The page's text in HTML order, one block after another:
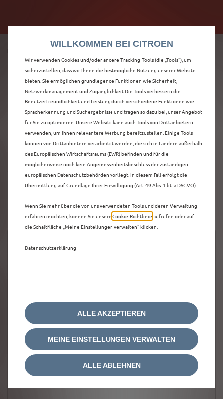
ENTDECKEN SIE ALLE
Ë-C4 X NEUWAGEN
MIT ELEKTRO
ANTRIEB IN
NORDHORN
WILLKOMMEN BEI CITROEN
Wir verwenden Cookies und/oder andere Tracking-Tools (die „Tools“), um
sicherzustellen, dass wir Ihnen die bestmögliche Nutzung unserer Website
bieten. Sie ermöglichen grundlegende Funktionen wie Sicherheit,
Netzwerkmanagement und Zugänglichkeit.Die Tools verbessern die
Benutzerfreundlichkeit und Leistung durch verschiedene Funktionen wie
Spracherkennung und Suchergebnisse und tragen so dazu bei, unser Angebot
für Sie zu optimieren. Unsere Website kann auch Tools von Drittanbietern
verwenden, um Ihnen relevantere Werbung bereitzustellen. Einige Tools
können von Drittanbietern verarbeitet werden, die sich in Ländern außerhalb
des Europäischen Wirtschaftsraums (EWR) befinden und für die
möglicherweise noch kein Angemessenheitsbeschluss der zuständigen
europäischen Datenschutzbehörden vorliegt. In diesem Fall erfolgt die
Übermittlung auf Grundlage Ihrer Einwilligung (Art. 49 Abs. 1 lit. a DSGVO).
Wenn Sie mehr über die von uns verwendeten Tools und deren Verwaltung
erfahren möchten, können Sie unsere Cookie‑Richtlinie aufrufen oder auf
die Schaltfläche „Meine Einstellungen verwalten“ klicken.
Datenschutzerklärung
MEINE EINSTELLUNGEN VERWALTEN
ALLE AKZEPTIEREN
ALLE ABLEHNEN